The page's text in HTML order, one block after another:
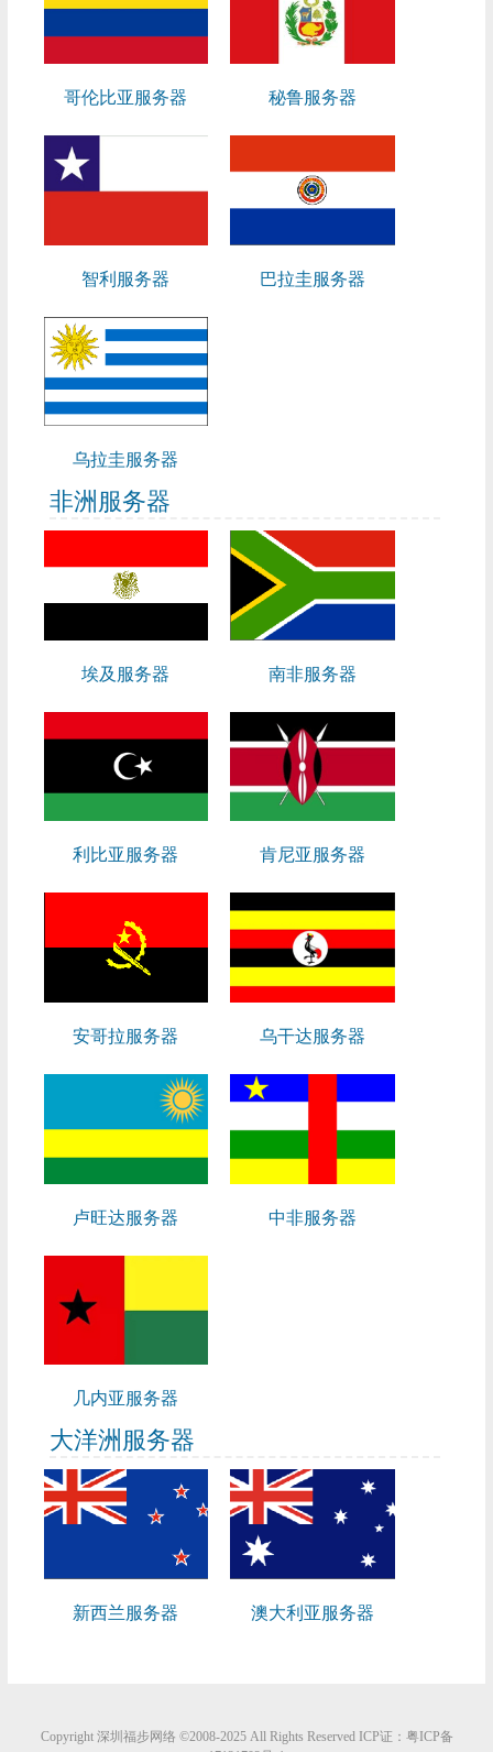
哥伦比亚服务器 秘鲁服务器
智利服务器 巴拉圭服务器
乌拉圭服务器
非洲服务器
埃及服务器 南非服务器
利比亚服务器 肯尼亚服务器
安哥拉服务器 乌干达服务器
卢旺达服务器 中非服务器
几内亚服务器
大洋洲服务器
新西兰服务器 澳大利亚服务器
Copyright 深圳福步网络 ©2008-2025 All Rights Reserved ICP证： 粤ICP备